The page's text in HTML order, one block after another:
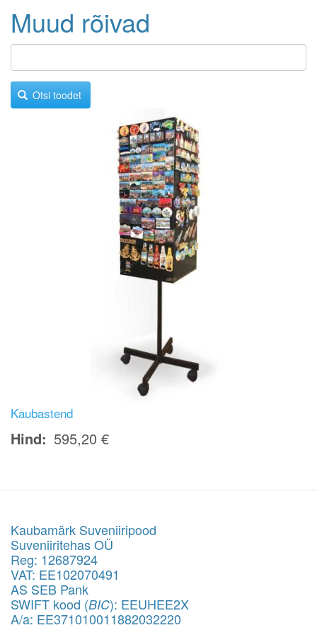
Muud rõivad
Otsi toodet
Kaubastend
Hind 595,20 €
Kaubamärk Suveniiripood
Suveniiritehas OÜ
Reg: 12687924
VAT: EE102070491
AS SEB Pank
SWIFT kood (BIC): EEUHEE2X
A/a: EE371010011882032220